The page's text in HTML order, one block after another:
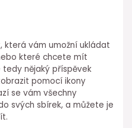
která vám umožní ukládat
které chcete mít
tedy nějaký příspěvek
pomocí ikony
se vám všechny
svých sbírek, a můžete je